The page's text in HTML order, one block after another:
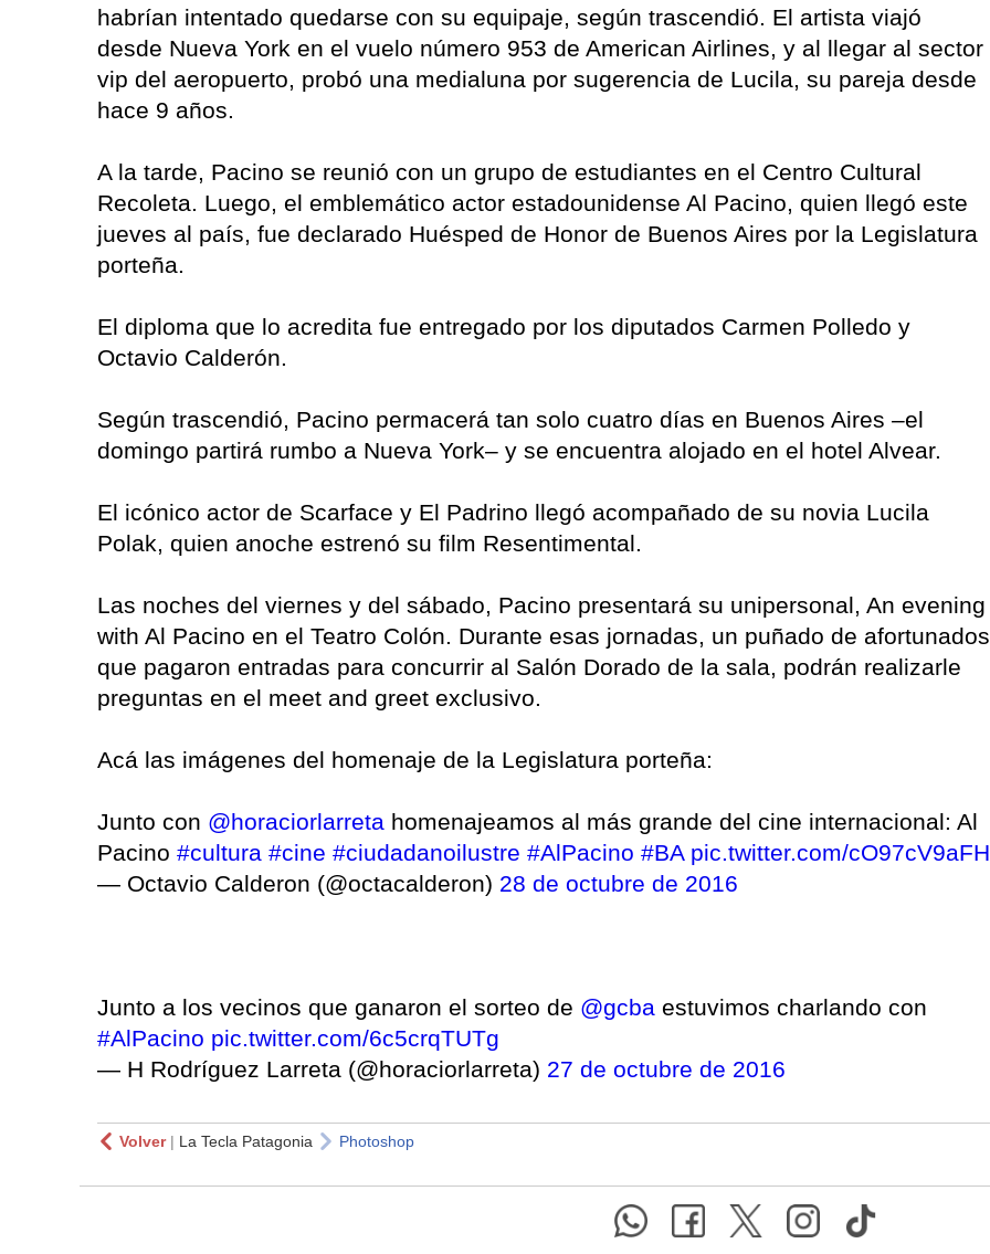
habrían intentado quedarse con su equipaje, según trascendió. El artista viajó
desde Nueva York en el vuelo número 953 de American Airlines, y al llegar al sector
vip del aeropuerto, probó una medialuna por sugerencia de Lucila, su pareja desde
hace 9 años.
A la tarde, Pacino se reunió con un grupo de estudiantes en el Centro Cultural
Recoleta. Luego, el emblemático actor estadounidense Al Pacino, quien llegó este
jueves al país, fue declarado Huésped de Honor de Buenos Aires por la Legislatura
porteña.
El diploma que lo acredita fue entregado por los diputados Carmen Polledo y
Octavio Calderón.
Según trascendió, Pacino permacerá tan solo cuatro días en Buenos Aires –el
domingo partirá rumbo a Nueva York– y se encuentra alojado en el hotel Alvear.
El icónico actor de Scarface y El Padrino llegó acompañado de su novia Lucila
Polak, quien anoche estrenó su film Resentimental.
Las noches del viernes y del sábado, Pacino presentará su unipersonal, An evening
with Al Pacino en el Teatro Colón. Durante esas jornadas, un puñado de afortunados
que pagaron entradas para concurrir al Salón Dorado de la sala, podrán realizarle
preguntas en el meet and greet exclusivo.
Acá las imágenes del homenaje de la Legislatura porteña:
Junto con @horaciorlarreta homenajeamos al más grande del cine internacional: Al
Pacino #cultura #cine #ciudadanoilustre #AlPacino #BA pic.twitter.com/cO97cV9aFH
— Octavio Calderon (@octacalderon) 28 de octubre de 2016
Junto a los vecinos que ganaron el sorteo de @gcba estuvimos charlando con
#AlPacino pic.twitter.com/6c5crqTUTg
— H Rodríguez Larreta (@horaciorlarreta) 27 de octubre de 2016
Volver| La Tecla Patagonia Photoshop